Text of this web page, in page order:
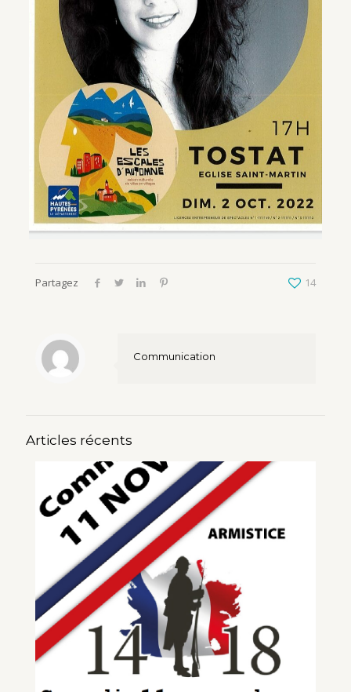
Partagez 14
Communication
Articles récents